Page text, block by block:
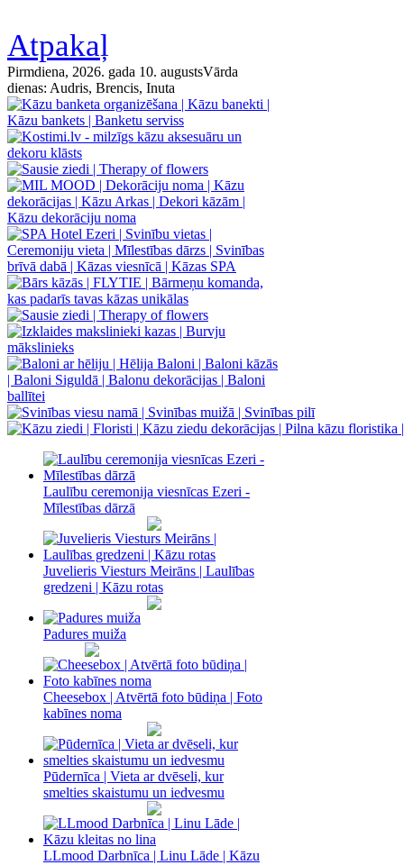
Atpakaļ
Pirmdiena, 2026. gada 10. augustsVārda
dienas: Audris, Brencis, Inuta
Laulību ceremonija viesnīcas Ezeri -
Mīlestības dārzā
Juvelieris Viesturs Meirāns | Laulības
gredzeni | Kāzu rotas
Padures muiža
Cheesebox | Atvērtā foto būdiņa | Foto
kabīnes noma
Pūdernīca | Vieta ar dvēseli, kur
smelties skaistumu un iedvesmu
LLmood Darbnīca | Linu Lāde | Kāzu